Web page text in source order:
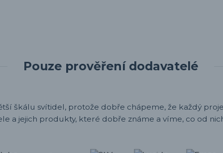
Pouze prověření dodavatelé
škálu svítidel, protože dobře chápeme, že každý
a jejich produkty, které dobře známe a víme, co od